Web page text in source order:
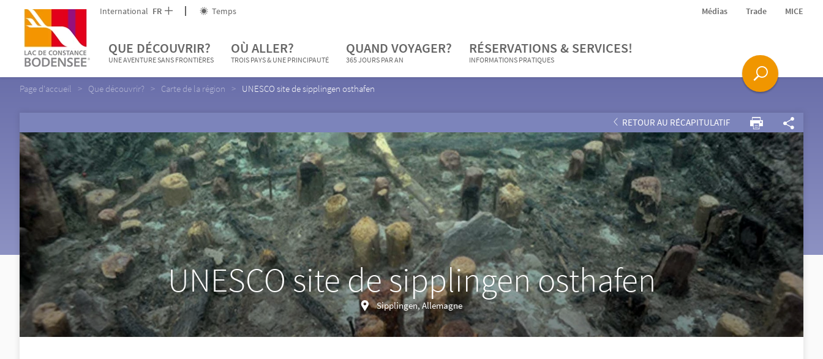
International FR Temps Médias Trade MICE
QUE DÉCOUVRIR?
UNE AVENTURE SANS FRONTIÈRES
OÙ ALLER?
TROIS PAYS & UNE PRINCIPAUTÉ
QUAND VOYAGER?
365 JOURS PAR AN
RÉSERVATIONS & SERVICES!
INFORMATIONS PRATIQUES
Page d'accueil Que découvrir? Carte de la région UNESCO site de sipplingen osthafen
RETOUR AU RÉCAPITULATIF
UNESCO site de sipplingen osthafen
Sipplingen, Allemagne